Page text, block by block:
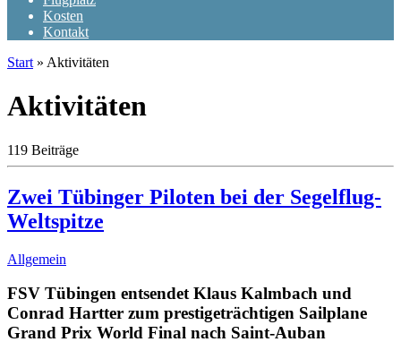
Kosten
Kontakt
Start » Aktivitäten
Aktivitäten
119 Beiträge
Zwei Tübinger Piloten bei der Segelflug-
Weltspitze
Allgemein
FSV Tübingen entsendet Klaus Kalmbach und
Conrad Hartter zum prestigeträchtigen Sailplane
Grand Prix World Final nach Saint-Auban